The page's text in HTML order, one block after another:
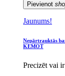
Pievienot
Jaunums!
Nepārtrauktās
KEMOT
Precizēt vai